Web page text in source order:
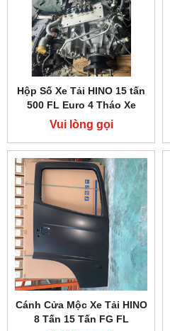
Hộp Số Xe Tải HINO 15 tấn
500 FL Euro 4 Tháo Xe
Vui lòng gọi
Cánh Cửa Mộc Xe Tải HINO
8 Tấn 15 Tấn FG FL